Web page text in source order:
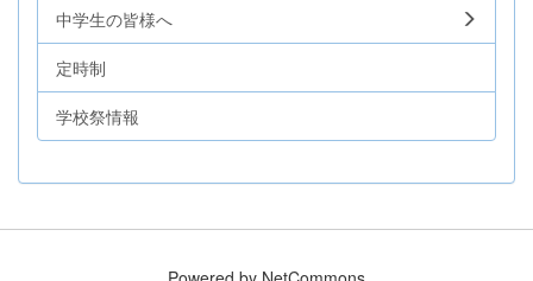
中学生の皆様へ
定時制
学校祭情報